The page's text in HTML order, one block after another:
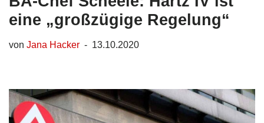
eine „großzügige Regelung“
von Jana Hacker 13.10.2020